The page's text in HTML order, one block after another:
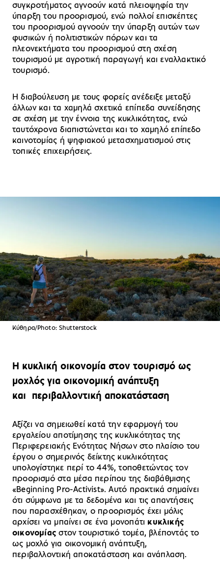
συγκροτήματος αγνοούν κατά πλειοψηφία την
ύπαρξη του προορισμού, ενώ πολλοί επισκέπτες
του προορισμού αγνοούν την ύπαρξη αυτών των
φυσικών ή πολιτιστικών πόρων και τα
πλεονεκτήματα του προορισμού στη σχέση
τουρισμού με αγροτική παραγωγή και εναλλακτικό
τουρισμό.
Η διαβούλευση με τους φορείς ανέδειξε μεταξύ
άλλων και τα χαμηλά σχετικά επίπεδα συνείδησης
σε σχέση με την έννοια της κυκλικότητας, ενώ
ταυτόχρονα διαπιστώνεται και το χαμηλό επίπεδο
καινοτομίας ή ψηφιακού μετασχηματισμού στις
τοπικές επιχειρήσεις.
Κύθηρα/Photo: Shutterstock
Η κυκλική οικονομία στον τουρισμό ως
μοχλός για οικονομική ανάπτυξη
και περιβαλλοντική αποκατάσταση
Αξίζει να σημειωθεί κατά την εφαρμογή του
εργαλείου αποτίμησης της κυκλικότητας της
Περιφερειακής Ενότητας Νήσων στο πλαίσιο του
έργου ο σημερινός δείκτης κυκλικότητας
υπολογίστηκε περί το 44%, τοποθετώντας τον
προορισμό στα μέσα περίπου της διαβάθμισης
«Beginning Pro-Activist». Αυτό πρακτικά σημαίνει
ότι σύμφωνα με τα δεδομένα και τις απαντήσεις
που παρασχέθηκαν, ο προορισμός έχει μόλις
αρχίσει να μπαίνει σε ένα μονοπάτι κυκλικής
οικονομίαςστον τουριστικό τομέα, βλέποντάς το
ως μοχλό για οικονομική ανάπτυξη,
περιβαλλοντική αποκατάσταση και ανάπλαση.